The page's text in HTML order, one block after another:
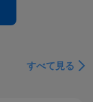
すべて見る